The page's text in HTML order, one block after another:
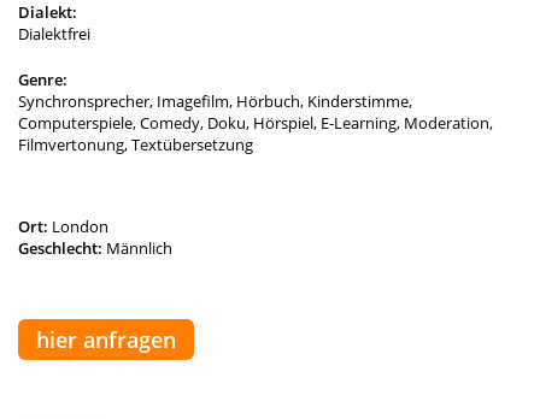
Ort: London
Geschlecht: Männlich
hier anfragen
Dialekt:
Dialektfrei
Genre:
Synchronsprecher, Imagefilm, Hörbuch, Kinderstimme,
Computerspiele, Comedy, Doku, Hörspiel, E-Learning, Moderation,
Filmvertonung, Textübersetzung